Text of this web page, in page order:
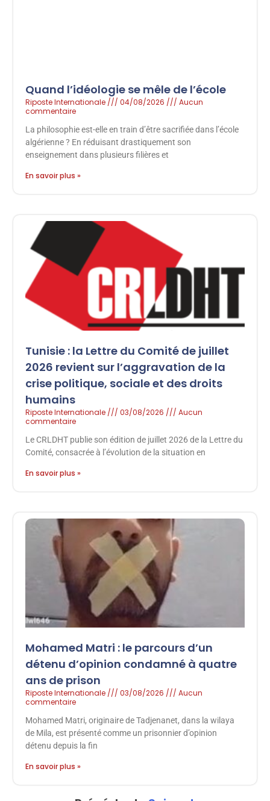
Quand l’idéologie se mêle de l’école
Riposte Internationale 04/08/2026
Aucun
commentaire
La philosophie est-elle en train d’être sacrifiée dans l’école
algérienne ? En réduisant drastiquement son
enseignement dans plusieurs filières et
En savoir plus »
Tunisie : la Lettre du Comité de juillet
2026 revient sur l’aggravation de la
crise politique, sociale et des droits
humains
Riposte Internationale 03/08/2026
Aucun
commentaire
Le CRLDHT publie son édition de juillet 2026 de la Lettre du
Comité, consacrée à l’évolution de la situation en
En savoir plus »
Mohamed Matri : le parcours d’un
détenu d’opinion condamné à quatre
ans de prison
Riposte Internationale 03/08/2026
Aucun
commentaire
Mohamed Matri, originaire de Tadjenanet, dans la wilaya
de Mila, est présenté comme un prisonnier d’opinion
détenu depuis la fin
En savoir plus »